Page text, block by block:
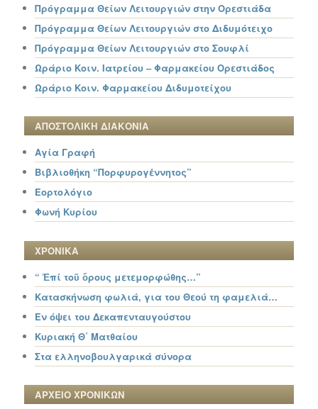
Πρόγραμμα Θείων Λειτουργιών στην Ορεστιάδα
Πρόγραμμα Θείων Λειτουργιών στο Διδυμότειχο
Πρόγραμμα Θείων Λειτουργιών στο Σουφλί
Ωράριο Κοιν. Ιατρείου – Φαρμακείου Ορεστιάδος
Ωράριο Κοιν. Φαρμακείου Διδυμοτείχου
ΑΠΟΣΤΟΛΙΚΗ ΔΙΑΚΟΝΙΑ
Αγία Γραφή
Βιβλιοθήκη “Πορφυρογέννητος”
Εορτολόγιο
Φωνή Κυρίου
ΧΡΟΝΙΚΑ
“ Ἐπί τοῦ ὄρους μετεμορφώθης…”
Κατασκήνωση φωλιά, για του Θεού τη φαμελιά…
Εν όψει του Δεκαπενταυγούστου
Κυριακή Θ΄ Ματθαίου
Στα ελληνοβουλγαρικά σύνορα
ΑΡΧΕΙΟ ΧΡΟΝΙΚΩΝ